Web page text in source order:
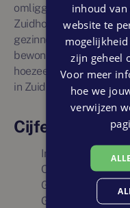
omliggende
Zuidhorn een ideale
gezinnen die graag
bewoners en de
hoezeer de afgelopen
in Zuidhorn.
Cijfers en
Inwoneraantal:
Oppervlakte: circa
Gemiddelde
Grootste
inhoud van
website te
zijn geheel
Voor meer
hoe we
verwijzen